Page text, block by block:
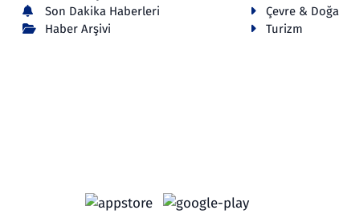
Son Dakika Haberleri
Haber Arşivi
Çevre & Doğa
Turizm